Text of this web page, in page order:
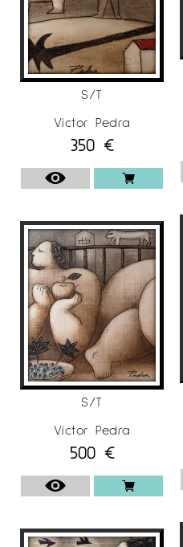
S/T
Víctor Pedra
350 €
S/T
Víctor Pedra
500 €